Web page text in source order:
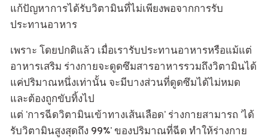
แก้ปัญหาการได้รับวิตามินที่ไม่เพียงพอจากการรับ
ประทานอาหาร
เพราะ โดยปกติแล้ว เมื่อเรารับประทานอาหารหรือแม้แต่
อาหารเสริม ร่างกายจะดูดซึมสารอาหารรวมถึงวิตามินได้
แค่ปริมาณหนึ่งเท่านั้น จะมีบางส่วนที่ดูดซึมได้ไม่หมด
และต้องถูกขับทิ้งไป
แต่ ‘การฉีดวิตามินเข้าทางเส้นเลือด’ ร่างกายสามารถ ‘ได้
รับวิตามินสูงสุดถึง 99%’ ของปริมาณที่ฉีด ทำให้ร่างกาย